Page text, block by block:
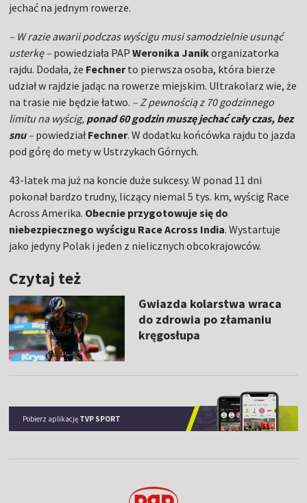
jechać na jednym rowerze.
– W razie awarii podczas wyścigu musi samodzielnie usunąć
usterkę – powiedziała PAPWeronika Janikorganizatorka
rajdu. Dodała, że Fechnerto pierwsza osoba, która bierze
udział w rajdzie jadąc na rowerze miejskim. Ultrakolarz wie, że
na trasie nie będzie łatwo. – Z pewnością z 70 godzinnego
limitu na wyścig, ponad 60 godzin muszę jechać cały czas, bez
snu– powiedziałFechner. W dodatku końcówka rajdu to jazda
pod górę do mety w Ustrzykach Górnych.
43-latek ma już na koncie duże sukcesy. W ponad 11 dni
pokonał bardzo trudny, liczący niemal 5 tys. km, wyścig Race
Across Amerika. Obecnie przygotowuje się do
niebezpiecznego wyścigu Race Across India. Wystartuje
jako jedyny Polak i jeden z nielicznych obcokrajowców.
Czytaj też
Gwiazda kolarstwa wraca
do zdrowia po złamaniu
kręgosłupa
Pobierz aplikację TVP SPORT